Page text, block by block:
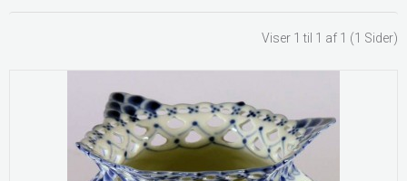
Viser 1 til 1 af 1 (1 Sider)